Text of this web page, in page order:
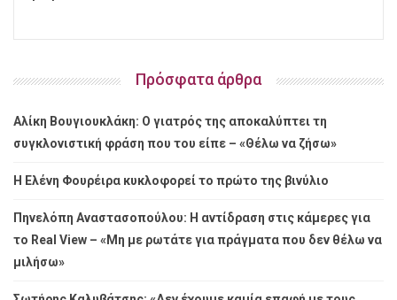
Πρόσφατα άρθρα
Αλίκη Βουγιουκλάκη: Ο γιατρός της αποκαλύπτει τη
συγκλονιστική φράση που του είπε – «Θέλω να ζήσω»
Η Ελένη Φουρέιρα κυκλοφορεί το πρώτο της βινύλιο
Πηνελόπη Αναστασοπούλου: Η αντίδραση στις κάμερες για
το Real View – «Μη με ρωτάτε για πράγματα που δεν θέλω να
μιλήσω»